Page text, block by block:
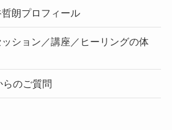
哲朗プロフィール
ション／講座／ヒーリングの体
らのご質問